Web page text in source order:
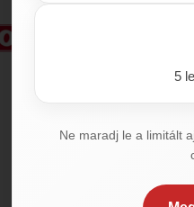
5
Ne maradj le a limitált